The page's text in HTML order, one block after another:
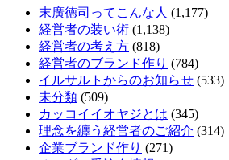
末廣徳司ってこんな人 (1,177)
経営者の装い術 (1,138)
経営者の考え方 (818)
経営者のブランド作り (784)
イルサルトからのお知らせ (533)
未分類 (509)
カッコイイオヤジとは (345)
理念を纏う経営者のご紹介 (314)
企業ブランド作り (271)